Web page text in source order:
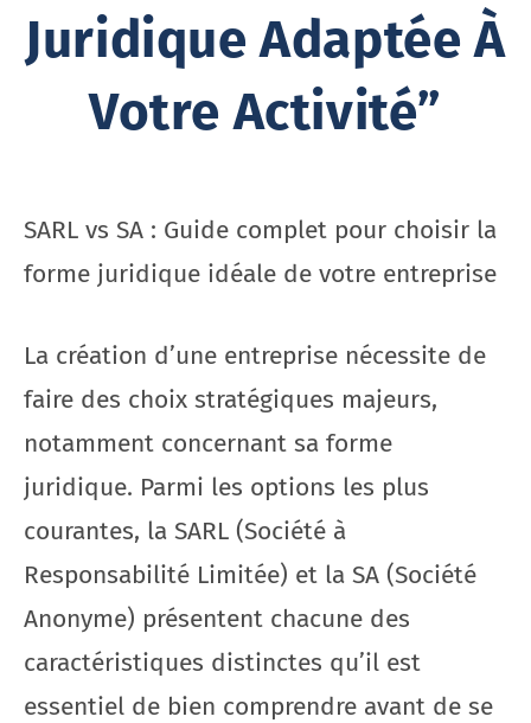
Juridique Adaptée À
Votre Activité”
SARL vs SA : Guide complet pour choisir la
forme juridique idéale de votre entreprise
La création d’une entreprise nécessite de
faire des choix stratégiques majeurs,
notamment concernant sa forme
juridique. Parmi les options les plus
courantes, la SARL (Société à
Responsabilité Limitée) et la SA (Société
Anonyme) présentent chacune des
caractéristiques distinctes qu’il est
essentiel de bien comprendre avant de se